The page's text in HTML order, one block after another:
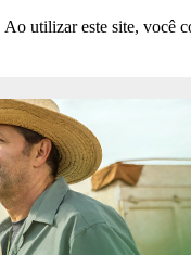
utilizar este site, você